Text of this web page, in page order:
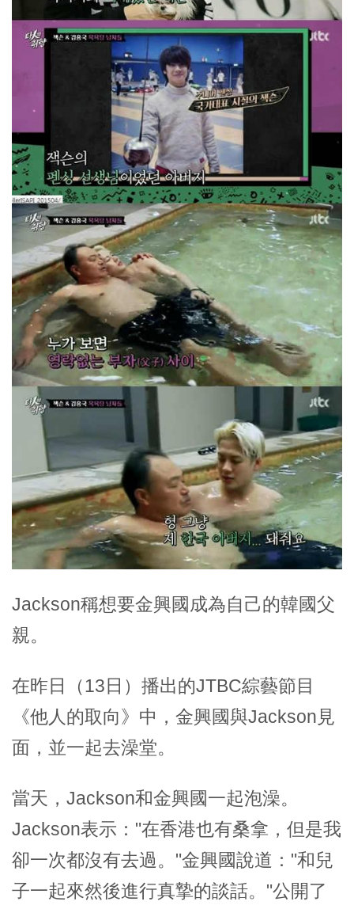
Jackson稱想要金興國成為自己的韓國父
親。
在昨日（13日）播出的JTBC綜藝節目
《他人的取向》中，金興國與Jackson見
面，並一起去澡堂。
當天，Jackson和金興國一起泡澡。
Jackson表示："在香港也有桑拿，但是我
卻一次都沒有去過。"金興國說道："和兒
子一起來然後進行真摯的談話。"公開了